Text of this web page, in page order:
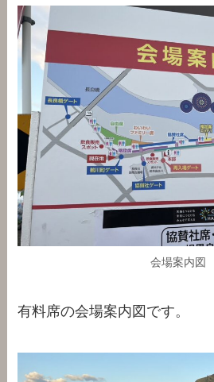
会場案内図
有料席の会場案内図です。